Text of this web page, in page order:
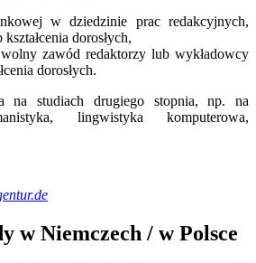
w dziedzinie prac redakcyjnych,
dorosłych,
zawód redaktorzy lub wykładowcy
dorosłych.
na studiach drugiego stopnia, np. na
lingwistyka komputerowa,
w Niemczech / w Polsce